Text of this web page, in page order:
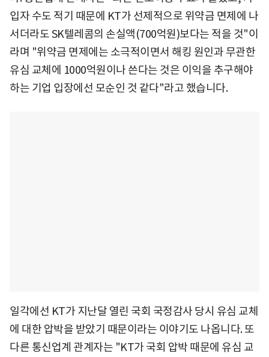
입자 수도 적기 때문에 KT가 선제적으로 위약금 면제에 나
서더라도 SK텔레콤의 손실액(700억원)보다는 적을 것"이
라며 "위약금 면제에는 소극적이면서 해킹 원인과 무관한
유심 교체에 1000억원이나 쓴다는 것은 이익을 추구해야
하는 기업 입장에선 모순인 것 같다"라고 했습니다.
일각에선 KT가 지난달 열린 국회 국정감사 당시 유심 교체
에 대한 압박을 받았기 때문이라는 이야기도 나옵니다. 또
다른 통신업계 관계자는 "KT가 국회 압박 때문에 유심 교